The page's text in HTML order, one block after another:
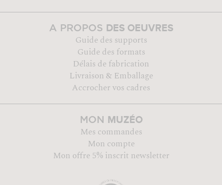
A PROPOS DES OEUVRES
Guide des supports
Guide des formats
Délais de fabrication
Livraison & Emballage
Accrocher vos cadres
MON MUZÉO
Mes commandes
Mon compte
Mon offre 5% inscrit newsletter